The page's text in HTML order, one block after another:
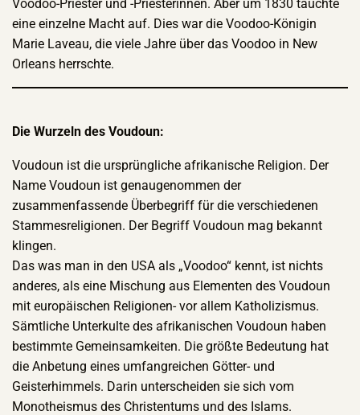
Voodoo-Priester und -Priesterinnen. Aber um 1830 tauchte
eine einzelne Macht auf. Dies war die Voodoo-Königin
Marie Laveau, die viele Jahre über das Voodoo in New
Orleans herrschte.
Die Wurzeln des Voudoun:
Voudoun ist die ursprüngliche afrikanische Religion. Der
Name Voudoun ist genaugenommen der
zusammenfassende Überbegriff für die verschiedenen
Stammesreligionen. Der Begriff Voudoun mag bekannt
klingen.
Das was man in den USA als „Voodoo“ kennt, ist nichts
anderes, als eine Mischung aus Elementen des Voudoun
mit europäischen Religionen- vor allem Katholizismus.
Sämtliche Unterkulte des afrikanischen Voudoun haben
bestimmte Gemeinsamkeiten. Die größte Bedeutung hat
die Anbetung eines umfangreichen Götter- und
Geisterhimmels. Darin unterscheiden sie sich vom
Monotheismus des Christentums und des Islams.